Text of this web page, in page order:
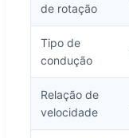
de rotação
Tipo de
condução
Relação de
velocidade